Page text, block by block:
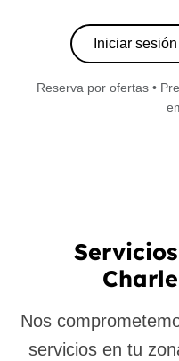
Iniciar sesión
Reserva por ofertas •
Nos
servicios en tu